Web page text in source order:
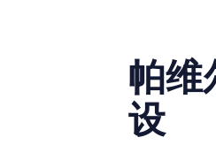
帕维
设